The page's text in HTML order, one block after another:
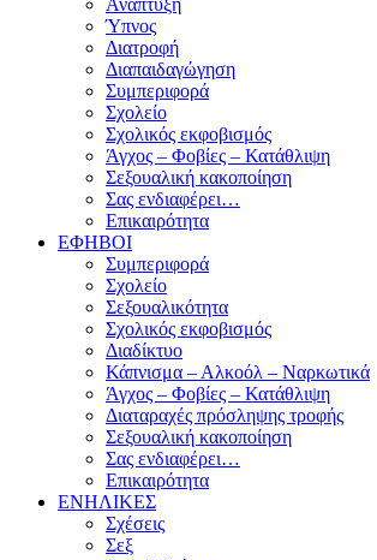
Ανάπτυξη
Ύπνος
Διατροφή
Διαπαιδαγώγηση
Συμπεριφορά
Σχολείο
Σχολικός εκφοβισμός
Άγχος – Φοβίες – Κατάθλιψη
Σεξουαλική κακοποίηση
Σας ενδιαφέρει…
Επικαιρότητα
ΕΦΗΒΟΙ
Συμπεριφορά
Σχολείο
Σεξουαλικότητα
Σχολικός εκφοβισμός
Διαδίκτυο
Κάπνισμα – Αλκοόλ – Ναρκωτικά
Άγχος – Φοβίες – Κατάθλιψη
Διαταραχές πρόσληψης τροφής
Σεξουαλική κακοποίηση
Σας ενδιαφέρει…
Επικαιρότητα
ΕΝΗΛΙΚΕΣ
Σχέσεις
Σεξ